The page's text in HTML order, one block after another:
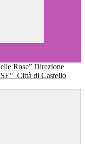
Direzione
Città di Castello